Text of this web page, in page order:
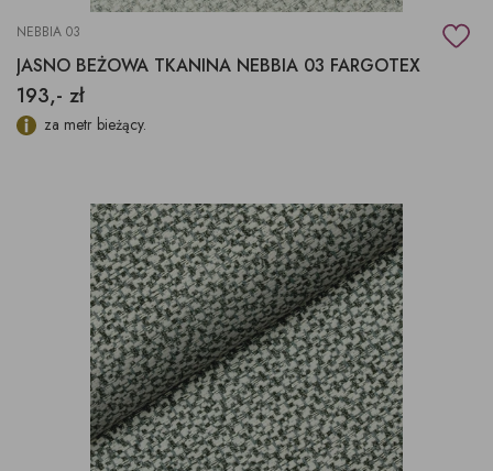
NEBBIA 03
JASNO BEŻOWA TKANINA NEBBIA 03 FARGOTEX
193,- zł
za metr bieżący.